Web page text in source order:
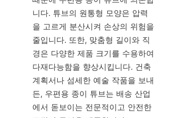
니다. 튜브의 원통형 모양은 압력
을 고르게 분산시켜 손상의 위험을
줄입니다. 또한, 맞춤형 길이와 직
경은 다양한 제품 크기를 수용하여
다재다능함을 향상시킵니다. 건축
계획서나 섬세한 예술 작품을 보내
든, 우편용 종이 튜브는 배송 산업
에서 돋보이는 전문적이고 안전한